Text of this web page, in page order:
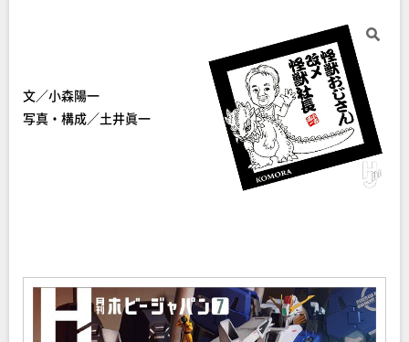
文／小森陽一
写真・構成／土井眞一